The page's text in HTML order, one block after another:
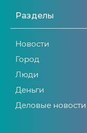
Разделы
Новости
Город
Люди
Деньги
Деловые новости